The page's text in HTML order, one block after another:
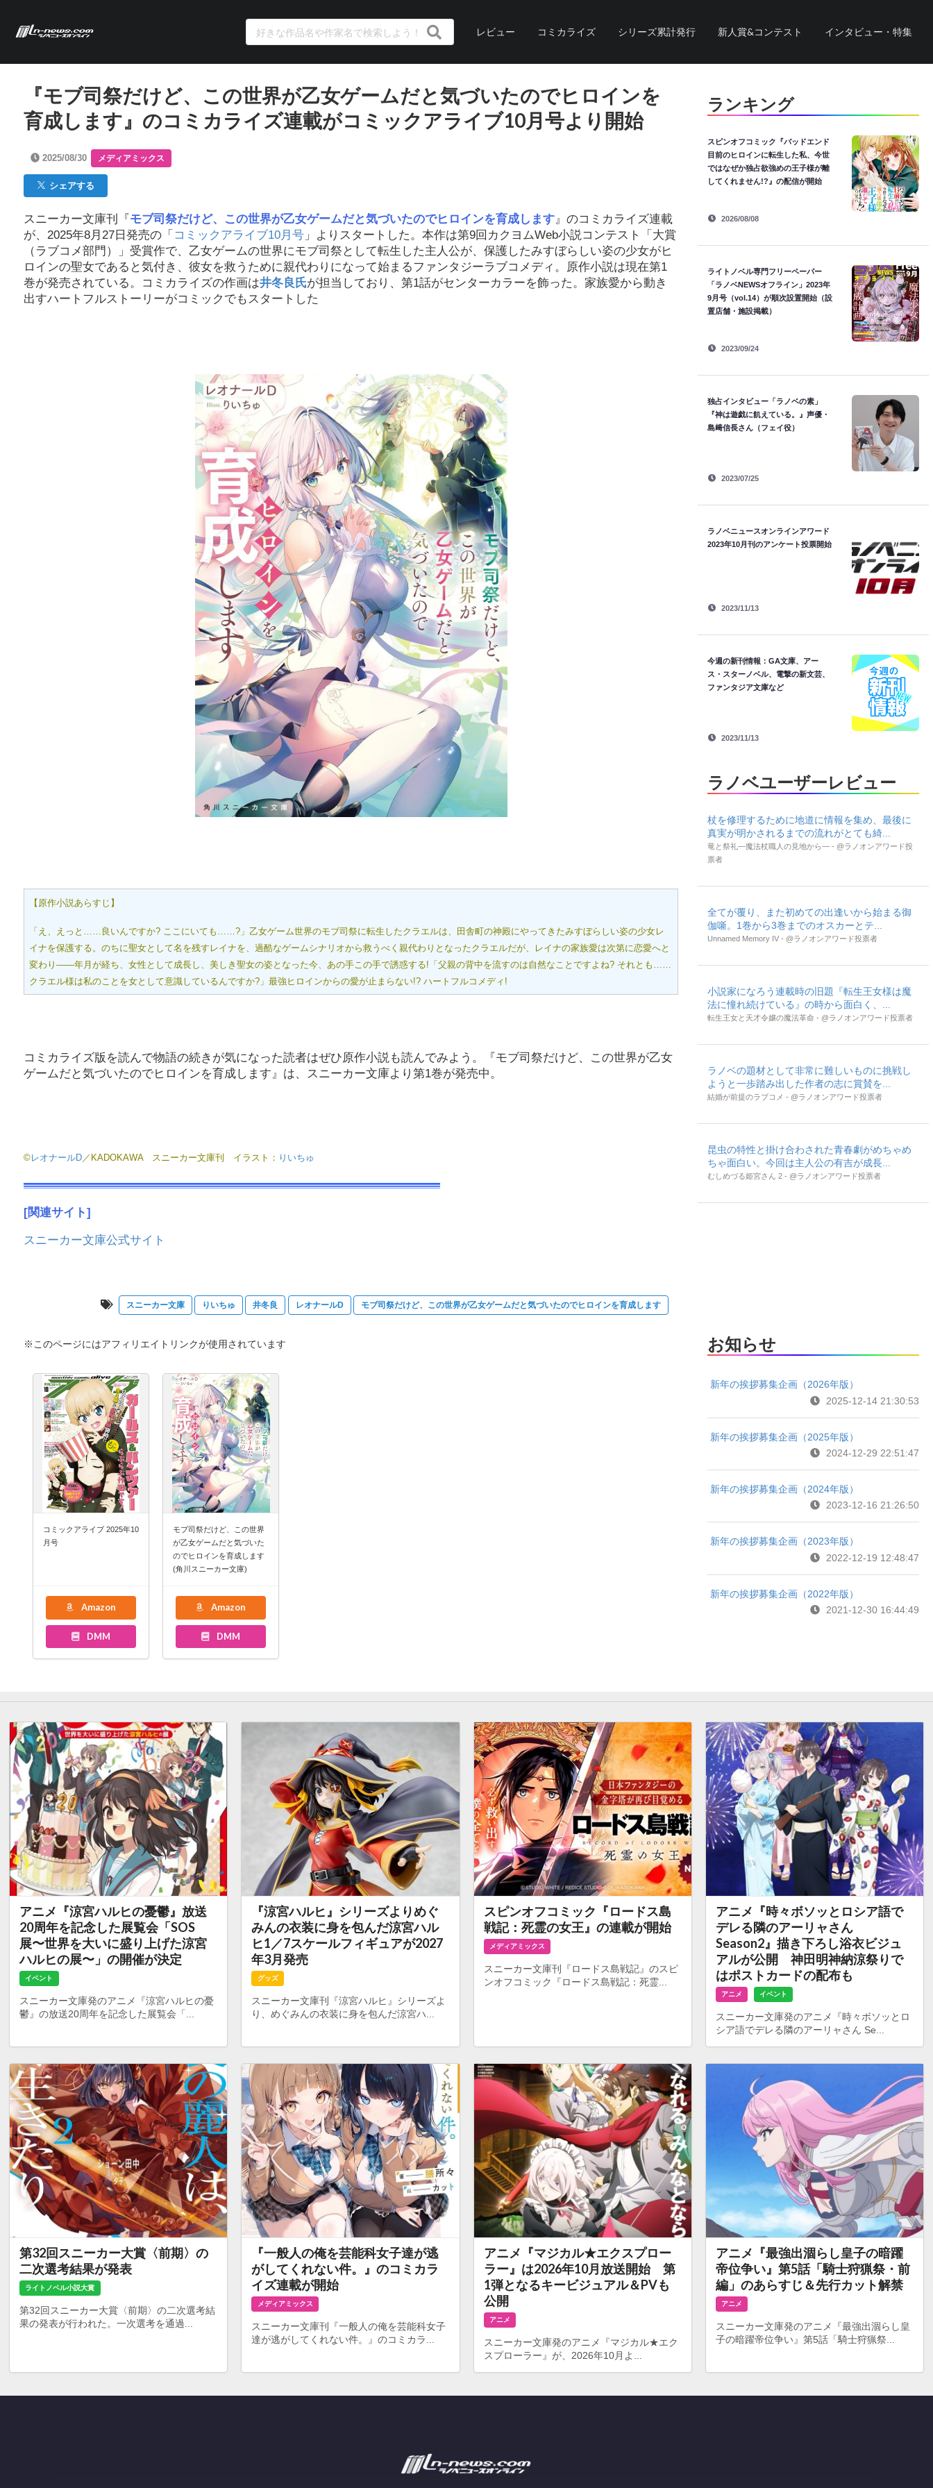
レビュー コミカライズ シリーズ累計発行 新人賞&コンテスト インタビュー・特集
『モブ司祭だけど、この世界が乙女ゲームだと気づいたのでヒロインを
育成します』のコミカライズ連載がコミックアライブ10月号より開始
2025/08/30 メディアミックス
シェアする
スニーカー文庫刊『 モブ司祭だけど、この世界が乙女ゲームだと気づいたのでヒロインを育成します』のコミカライズ連載
が、2025年8月27日発売の「 コミックアライブ10月号 」よりスタートした。本作は第9回カクヨムWeb小説コンテスト「大賞
（ラブコメ部門）」受賞作で、乙女ゲームの世界にモブ司祭として転生した主人公が、保護したみすぼらしい姿の少女がヒ
ロインの聖女であると気付き、彼女を救うために親代わりになって始まるファンタジーラブコメディ。原作小説は現在第1
巻が発売されている。コミカライズの作画は井冬良氏が担当しており、第1話がセンターカラーを飾った。家族愛から動き
出すハートフルストーリーがコミックでもスタートした
【原作小説あらすじ】
「え、えっと……良いんですか? ここにいても……?」乙女ゲーム世界のモブ司祭に転生したクラエルは、田舎町の神殿にやってきたみすぼらしい姿の少女レ
イナを保護する。のちに聖女として名を残すレイナを、過酷なゲームシナリオから救うべく親代わりとなったクラエルだが、レイナの家族愛は次第に恋愛へと
変わり――年月が経ち、女性として成長し、美しき聖女の姿となった今、あの手この手で誘惑する!「父親の背中を流すのは自然なことですよね? それとも……
クラエル様は私のことを女として意識しているんですか?」最強ヒロインからの愛が止まらない!? ハートフルコメディ!
コミカライズ版を読んで物語の続きが気になった読者はぜひ原作小説も読んでみよう。『モブ司祭だけど、この世界が乙女
ゲームだと気づいたのでヒロインを育成します』は、スニーカー文庫より第1巻が発売中。
©レオナールD ／KADOKAWA スニーカー文庫刊 イラスト： りいちゅ
[関連サイト]
スニーカー文庫公式サイト
スニーカー文庫 りいちゅ 井冬良 レオナールD モブ司祭だけど、この世界が乙女ゲームだと気づいたのでヒロインを育成します
※このページにはアフィリエイトリンクが使用されています
コミックアライブ 2025年10
月号
Amazon
DMM
モブ司祭だけど、この世界
が乙女ゲームだと気づいた
のでヒロインを育成します
(角川スニーカー文庫)
Amazon
DMM
ランキング
スピンオフコミック『バッドエンド
目前のヒロインに転生した私、今世
ではなぜか独占欲強めの王子様が離
してくれません!?』の配信が開始
2026/08/08
ライトノベル専門フリーペーパー
「ラノベNEWSオフライン」2023年
9月号（vol.14）が順次設置開始（設
置店舗・施設掲載）
2023/09/24
独占インタビュー「ラノベの素」
『神は遊戯に飢えている。』声優・
島﨑信長さん（フェイ役）
2023/07/25
ラノベニュースオンラインアワード
2023年10月刊のアンケート投票開始
2023/11/13
今週の新刊情報：GA文庫、アー
ス・スターノベル、電撃の新文芸、
ファンタジア文庫など
2023/11/13
ラノベユーザーレビュー
杖を修理するために地道に情報を集め、最後に
真実が明かされるまでの流れがとても綺...
竜と祭礼―魔法杖職人の見地から― - @ラノオンアワード投
票者
全てが覆り、また初めての出逢いから始まる御
伽噺。1巻から3巻までのオスカーとテ...
Unnamed Memory IV - @ラノオンアワード投票者
小説家になろう連載時の旧題『転生王女様は魔
法に憧れ続けている』の時から面白く、...
転生王女と天才令嬢の魔法革命 - @ラノオンアワード投票者
ラノベの題材として非常に難しいものに挑戦し
ようと一歩踏み出した作者の志に賞賛を...
結婚が前提のラブコメ - @ラノオンアワード投票者
昆虫の特性と掛け合わされた青春劇がめちゃめ
ちゃ面白い。今回は主人公の有吉が成長...
むしめづる姫宮さん 2 - @ラノオンアワード投票者
お知らせ
新年の挨拶募集企画（2026年版）
2025-12-14 21:30:53
新年の挨拶募集企画（2025年版）
2024-12-29 22:51:47
新年の挨拶募集企画（2024年版）
2023-12-16 21:26:50
新年の挨拶募集企画（2023年版）
2022-12-19 12:48:47
新年の挨拶募集企画（2022年版）
2021-12-30 16:44:49
アニメ『涼宮ハルヒの憂鬱』放送
20周年を記念した展覧会「SOS
展〜世界を大いに盛り上げた涼宮
ハルヒの展〜」の開催が決定
イベント
スニーカー文庫発のアニメ『涼宮ハルヒの憂
鬱』の放送20周年を記念した展覧会「...
『涼宮ハルヒ』シリーズよりめぐ
みんの衣装に身を包んだ涼宮ハル
ヒ1／7スケールフィギュアが2027
年3月発売
グッズ
スニーカー文庫刊『涼宮ハルヒ』シリーズよ
り、めぐみんの衣装に身を包んだ涼宮ハ...
スピンオフコミック『ロードス島
戦記：死霊の女王』の連載が開始
メディアミックス
スニーカー文庫刊『ロードス島戦記』のスピ
ンオフコミック『ロードス島戦記：死霊...
アニメ『時々ボソッとロシア語で
デレる隣のアーリャさん
Season2』描き下ろし浴衣ビジュ
アルが公開 神田明神納涼祭りで
はポストカードの配布も
アニメ イベント
スニーカー文庫発のアニメ『時々ボソッとロ
シア語でデレる隣のアーリャさん Se...
第32回スニーカー大賞〈前期〉の
二次選考結果が発表
ライトノベル小説大賞
第32回スニーカー大賞〈前期〉の二次選考結
果の発表が行われた。一次選考を通過...
『一般人の俺を芸能科女子達が逃
がしてくれない件。』のコミカラ
イズ連載が開始
メディアミックス
スニーカー文庫刊『一般人の俺を芸能科女子
達が逃がしてくれない件。』のコミカラ...
アニメ『マジカル★エクスプロー
ラー』は2026年10月放送開始 第
1弾となるキービジュアル＆PVも
公開
アニメ
スニーカー文庫発のアニメ『マジカル★エク
スプローラー』が、2026年10月よ...
アニメ『最強出涸らし皇子の暗躍
帝位争い』第5話「騎士狩猟祭・前
編」のあらすじ＆先行カット解禁
アニメ
スニーカー文庫発のアニメ『最強出涸らし皇
子の暗躍帝位争い』第5話「騎士狩猟祭...